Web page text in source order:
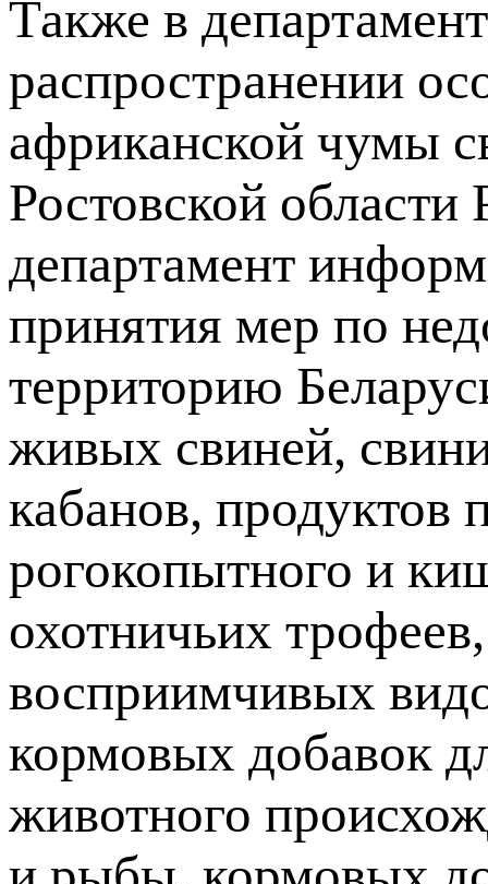
Также в
распространении
африканской чумы
Ростовской области
департамент
принятия мер по
территорию
живых свиней,
кабанов, продуктов
рогокопытного и
охотничьих
восприимчивых
кормовых добавок
животного